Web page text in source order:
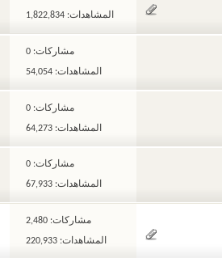
المشاهدات: 1,822,834
مشاركات: 0
المشاهدات: 54,054
مشاركات: 0
المشاهدات: 64,273
مشاركات: 0
المشاهدات: 67,933
مشاركات: 2,480
المشاهدات: 220,933